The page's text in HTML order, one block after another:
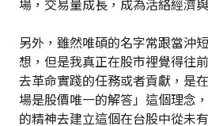
另外，雖然唯碩的名字常跟當沖
想，但是我真正在股市裡覺得往
去革命實踐的任務或者貢獻，是
場是股價唯一的解答」這個理念
的精神去建立這個在台股中從未